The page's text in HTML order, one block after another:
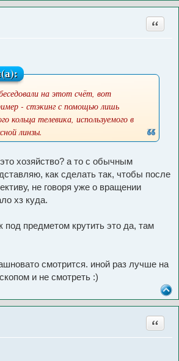
Цитата
на этот счёт, вот
- стэкинг с помощью лишь
кольца телевика, используемого в
линзы.
хозяйство? а то с обычным
как сделать так, чтобы после
не говоря уже о вращении
хз куда.
под предметом крутить это да, там
смотрится. иной раз лучше на
и не смотреть :)
Цитата